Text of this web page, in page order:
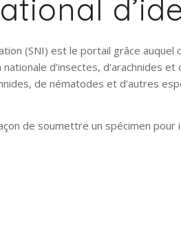
(SNI) est le portail grâce auquel
d’insectes, d’arachnides
de nématodes et d’autres
de soumettre un spécimen pour